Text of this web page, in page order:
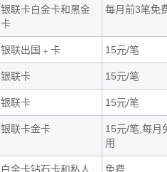
银联卡白金卡和黑金
卡
每月前3笔免
银联出国﹢卡 15元/笔
银联卡 15元/笔
银联卡 15元/笔
银联卡金卡
15元/笔,每月
用
白金卡钻石卡和私人
免费